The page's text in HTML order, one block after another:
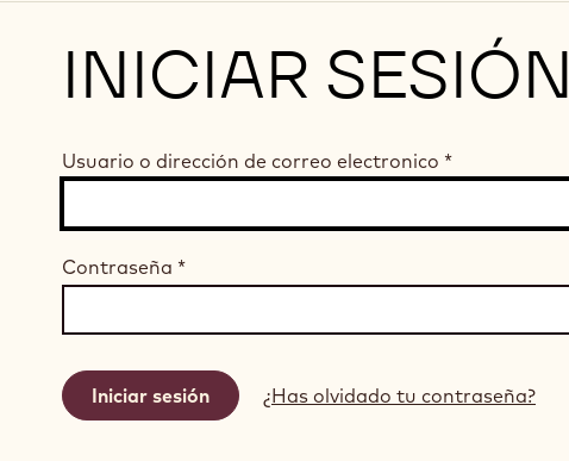
INICIAR SESIÓN
Usuario o dirección de correo electronico *
Contraseña *
¿Has olvidado tu contraseña?